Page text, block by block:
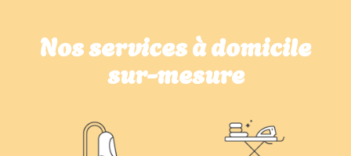
Nos services à domicile
sur-mesure